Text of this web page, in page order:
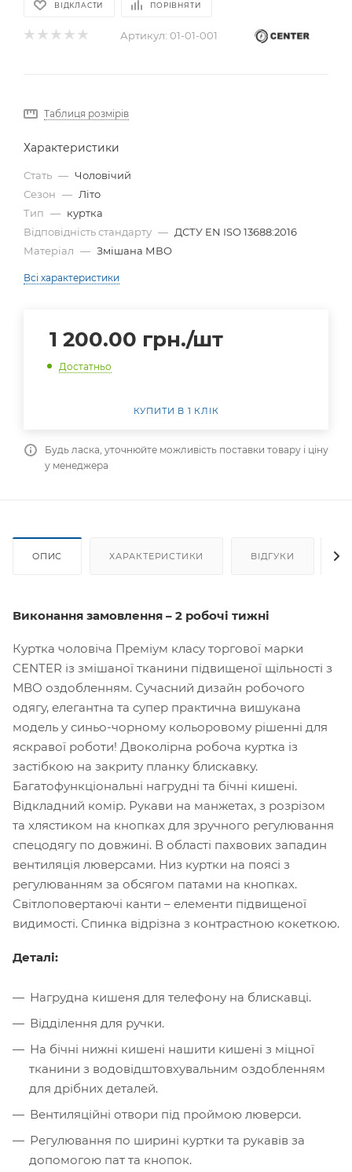
ВІДКЛАСТИ ПОРІВНЯТИ
Артикул: 01-01-001
Таблиця розмірів
Характеристики
Стать — Чоловічий
Сезон — Літо
Тип — куртка
Відповідність стандарту — ДСТУ EN ISO 13688:2016
Матеріал — Змішана МВО
Всі характеристики
1 200.00 грн./шт
Достатньо
КУПИТИ В 1 КЛІК
Будь ласка, уточнюйте можливість поставки товару і ціну
у менеджера
ОПИС ХАРАКТЕРИСТИКИ ВІДГУКИ
Виконання замовлення – 2 робочі тижні
Куртка чоловіча Преміум класу торгової марки
CENTER із змішаної тканини підвищеної щільності з
МВО оздобленням. Сучасний дизайн робочого
одягу, елегантна та супер практична вишукана
модель у синьо-чорному кольоровому рішенні для
яскравої роботи! Двоколірна робоча куртка із
застібкою на закриту планку блискавку.
Багатофункціональні нагрудні та бічні кишені.
Відкладний комір. Рукави на манжетах, з розрізом
та хлястиком на кнопках для зручного регулювання
спецодягу по довжині. В області пахвових западин
вентиляція люверсами. Низ куртки на поясі з
регулюванням за обсягом патами на кнопках.
Світлоповертаючі канти – елементи підвищеної
видимості. Спинка відрізна з контрастною кокеткою.
Деталі:
Нагрудна кишеня для телефону на блискавці.
Відділення для ручки.
На бічні нижні кишені нашити кишені з міцної
тканини з водовідштовхувальним оздобленням
для дрібних деталей.
Вентиляційні отвори під проймою люверси.
Регулювання по ширині куртки та рукавів за
допомогою пат та кнопок.